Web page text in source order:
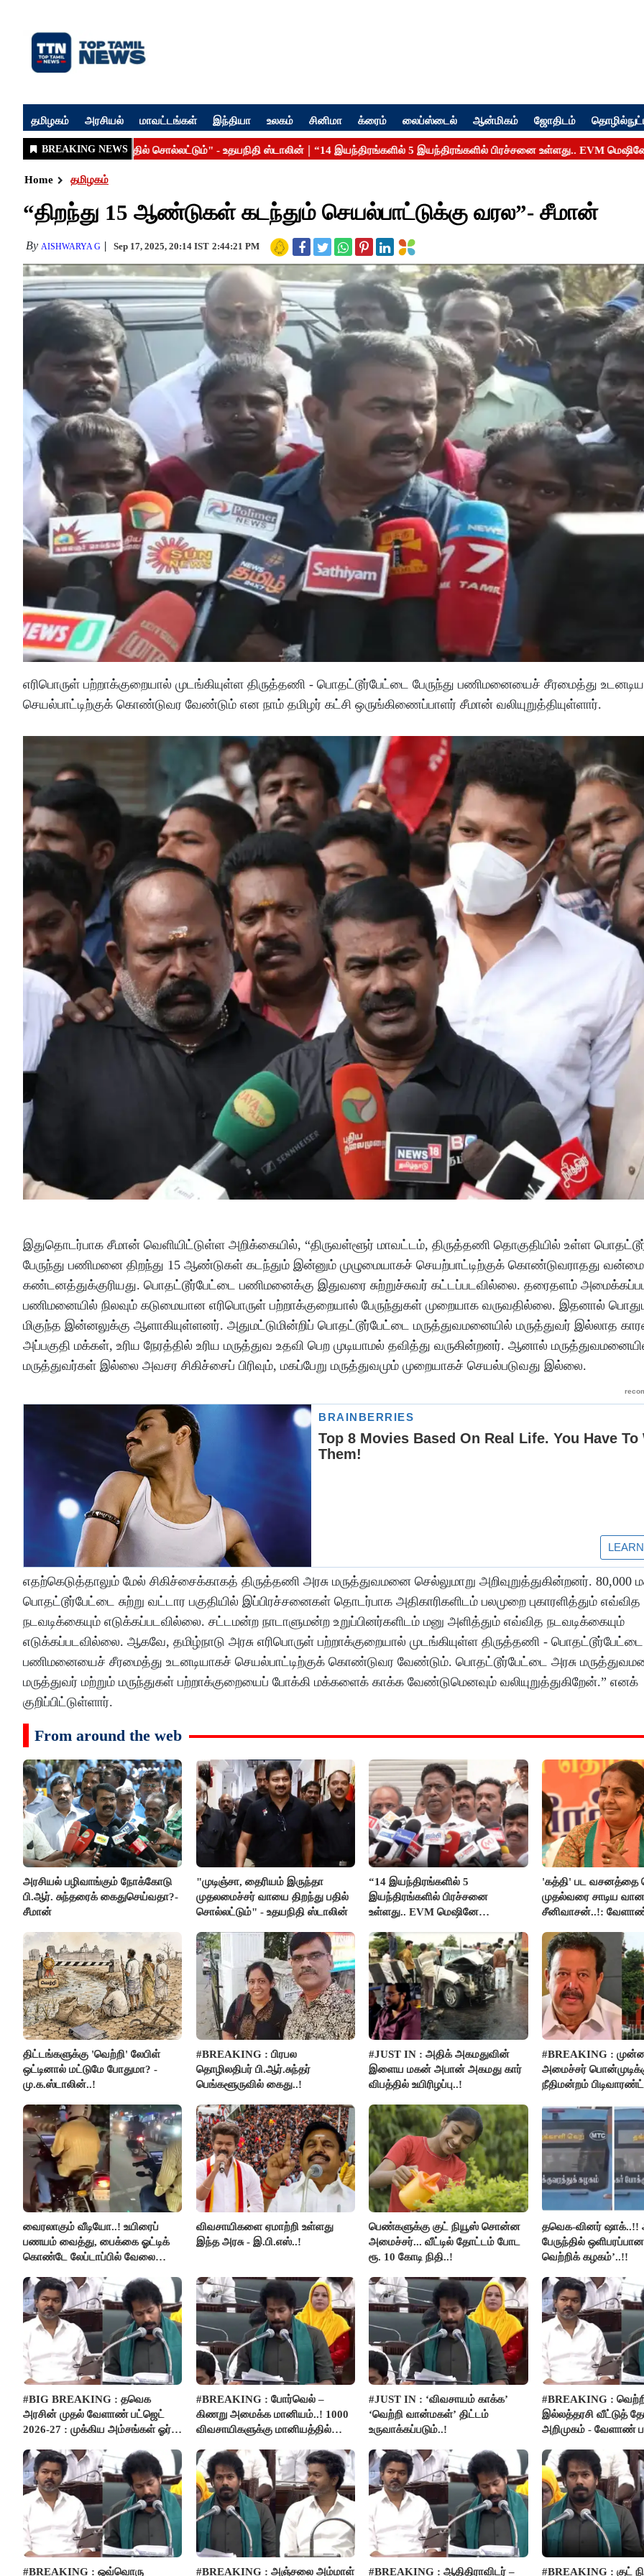
தமிழகம் அரசியல் மாவட்டங்கள் இந்தியா உலகம் சினிமா க்ரைம் லைப்ஸ்டைல் ஆன்மிகம் ஜோதிடம்
Home தமிழகம்
“திறந்து 15 ஆண்டுகள் கடந்தும் செயல்பாட்டுக்கு வரல”- சீமான்
By AISHWARYA G Sep 17, 2025, 20:14 IST 2:44:21 PM
எரிபொருள் பற்றாக்குறையால் முடங்கியுள்ள திருத்தணி - பொதட்டூர்பேட்டை பேருந்து பணிமனையைச் சீரமைத்து
செயல்பாட்டிற்குக் கொண்டுவர வேண்டும் என நாம் தமிழர் கட்சி ஒருங்கிணைப்பாளர் சீமான் வலியுறுத்தியுள்ளார்.
இதுதொடர்பாக சீமான் வெளியிட்டுள்ள அறிக்கையில், “திருவள்ளூர் மாவட்டம், திருத்தணி தொகுதியில் உள்ள
பேருந்து பணிமனை திறந்து 15 ஆண்டுகள் கடந்தும் இன்னும் முழுமையாகச் செயற்பாட்டிற்குக் கொண்டுவராதது
கண்டனத்துக்குரியது. பொதட்டூர்பேட்டை பணிமனைக்கு இதுவரை சுற்றுச்சுவர் கட்டப்படவில்லை. தரைதளம்
பணிமனையில் நிலவும் கடுமையான எரிபொருள் பற்றாக்குறையால் பேருந்துகள் முறையாக வருவதில்லை. இதனால்
மிகுந்த இன்னலுக்கு ஆளாகியுள்ளனர். அதுமட்டுமின்றிப் பொதட்டூர்பேட்டை மருத்துவமனையில் மருத்துவர் இல்லாத
அப்பகுதி மக்கள், உரிய நேரத்தில் உரிய மருத்துவ உதவி பெற முடியாமல் தவித்து வருகின்றனர். ஆனால்
மருத்துவர்கள் இல்லை அவசர சிகிச்சைப் பிரிவும், மகப்பேறு மருத்துவமும் முறையாகச் செயல்படுவது இல்லை.
எதற்கெடுத்தாலும் மேல் சிகிச்சைக்காகத் திருத்தணி அரசு மருத்துவமனை செல்லுமாறு அறிவுறுத்துகின்றனர். 80,000
பொதட்டூர்பேட்டை சுற்று வட்டார பகுதியில் இப்பிரச்சனைகள் தொடர்பாக அதிகாரிகளிடம் பலமுறை புகாரளித்தும் எவ்வித
நடவடிக்கையும் எடுக்கப்படவில்லை. சட்டமன்ற நாடாளுமன்ற உறுப்பினர்களிடம் மனு அளித்தும் எவ்வித நடவடிக்கையும்
எடுக்கப்படவில்லை. ஆகவே, தமிழ்நாடு அரசு எரிபொருள் பற்றாக்குறையால் முடங்கியுள்ள திருத்தணி - பொதட்டூர்பேட்டை
பணிமனையைச் சீரமைத்து உடனடியாகச் செயல்பாட்டிற்குக் கொண்டுவர வேண்டும். பொதட்டூர்பேட்டை அரசு
மருத்துவர் மற்றும் மருந்துகள் பற்றாக்குறையைப் போக்கி மக்களைக் காக்க வேண்டுமெனவும் வலியுறுத்துகிறேன்.” எனக்
குறிப்பிட்டுள்ளார்.
From around the web
அரசியல் பழிவாங்கும் நோக்கோடு
பி.ஆர். சுந்தரைக் கைதுசெய்வதா?-
சீமான்
"முடிஞ்சா, தைரியம் இருந்தா
முதலமைச்சர் வாயை திறந்து பதில்
சொல்லட்டும்" - உதயநிதி ஸ்டாலின்
“14 இயந்திரங்களில் 5
இயந்திரங்களில் பிரச்சனை
உள்ளது.. EVM மெஷினே
இளங்கோ
'கத்தி' பட வசனத்தை
முதல்வரை சாடிய
சீனிவாசன்..!:
திட்டங்களுக்கு 'வெற்றி' லேபிள்
ஒட்டினால் மட்டுமே போதுமா? -
மு.க.ஸ்டாலின்..!
#BREAKING : பிரபல
தொழிலதிபர் பி.ஆர்.சுந்தர்
பெங்களூருவில் கைது..!
#JUST IN : அதிக் அகமதுவின்
இளைய மகன் அபான் அகமது கார்
விபத்தில் உயிரிழப்பு..!
#BREAKING :
அமைச்சர்
நீதிமன்றம்
வைரலாகும் வீடியோ..! உயிரைப்
பணயம் வைத்து, பைக்கை ஓட்டிக்
கொண்டே லேப்டாப்பில் வேலை
விவசாயிகளை ஏமாற்றி உள்ளது
இந்த அரசு - இ.பி.எஸ்..!
பெண்களுக்கு குட் நியூஸ் சொன்ன
அமைச்சர்... வீட்டில் தோட்டம் போட
ரூ. 10 கோடி நிதி..!
தவெக-வினர் ஷாக்..!!
பேருந்தில்
வெற்றிக் கழகம்’..!!
#BIG BREAKING : தவெக
அரசின் முதல் வேளாண் பட்ஜெட்
2026-27 : முக்கிய அம்சங்கள் ஓர்
#BREAKING : போர்வெல் –
கிணறு அமைக்க மானியம்..! 1000
விவசாயிகளுக்கு மானியத்தில்
#JUST IN : ‘விவசாயம் காக்க’
‘வெற்றி வான்மகள்’ திட்டம்
உருவாக்கப்படும்..!
#BREAKING :
இல்லத்தரசி வீட்டுத்
அறிமுகம் - வேளாண்
#BREAKING : ஒவ்வொரு #BREAKING : அஞ்சலை அம்மாள் #BREAKING : ஆதிதிராவிடர் – #BREAKING : குட்